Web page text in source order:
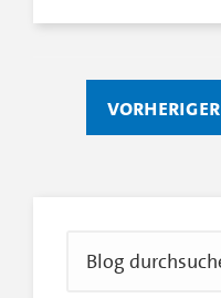
vorheriger